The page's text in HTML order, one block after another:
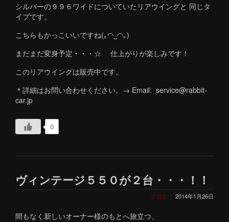
シルバーの９９６ワイドについていたリアウイングと 同じタ
イプです。
こちらもかっこいいですね(｡◠‿◠｡)
まだまだ変身予定・・・☆ 仕上がりが楽しみです！
このリアウイングは販売中です。
＊詳細はお問い合わせください。→ Email: service@rabbit-
car.jp
0
ヴィンテージ５５０が２台・・・！！
2014年1月26日
ブログ
間もなく新しいオーナー様のもとへ旅立つ、